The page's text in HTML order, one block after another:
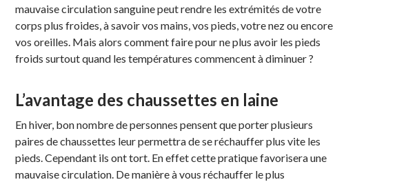
mauvaise circulation sanguine peut rendre les extrémités de votre
corps plus froides, à savoir vos mains, vos pieds, votre nez ou encore
vos oreilles. Mais alors comment faire pour ne plus avoir les pieds
froids surtout quand les températures commencent à diminuer ?
L’avantage des chaussettes en laine
En hiver, bon nombre de personnes pensent que porter plusieurs
paires de chaussettes leur permettra de se réchauffer plus vite les
pieds. Cependant ils ont tort. En effet cette pratique favorisera une
mauvaise circulation. De manière à vous réchauffer le plus